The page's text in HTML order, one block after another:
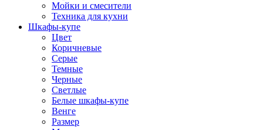
Мойки и смесители
Техника для кухни
Шкафы-купе
Цвет
Коричневые
Серые
Темные
Черные
Светлые
Белые шкафы-купе
Венге
Размер